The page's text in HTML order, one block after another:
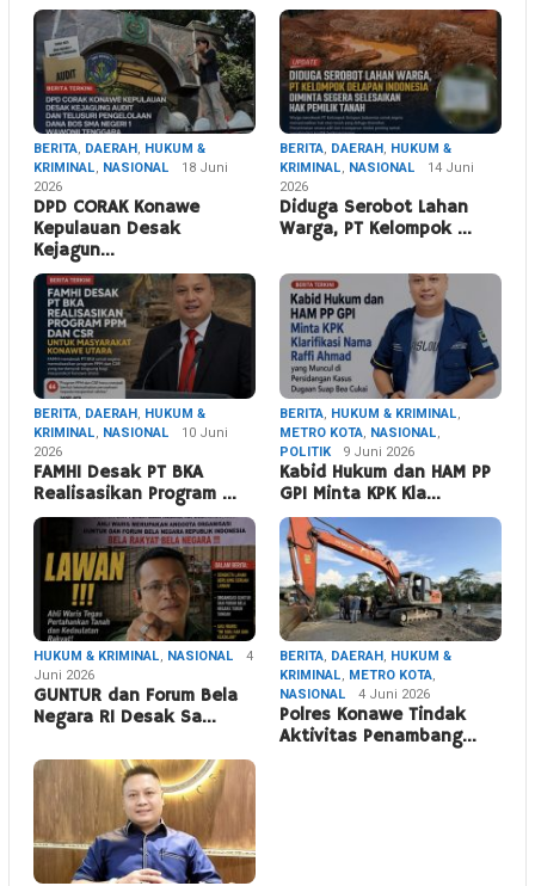
BERITA, DAERAH, HUKUM &
KRIMINAL, NASIONAL
18 Juni
2026
DPD CORAK Konawe
Kepulauan Desak
Kejagun…
BERITA, DAERAH, HUKUM &
KRIMINAL, NASIONAL
14 Juni
2026
Diduga Serobot Lahan
Warga, PT Kelompok …
BERITA, DAERAH, HUKUM &
KRIMINAL, NASIONAL
10 Juni
2026
FAMHI Desak PT BKA
Realisasikan Program …
BERITA, HUKUM & KRIMINAL,
METRO KOTA, NASIONAL,
POLITIK
9 Juni 2026
Kabid Hukum dan HAM PP
GPI Minta KPK Kla…
HUKUM & KRIMINAL, NASIONAL
4
Juni 2026
GUNTUR dan Forum Bela
Negara RI Desak Sa…
BERITA, DAERAH, HUKUM &
KRIMINAL, METRO KOTA,
NASIONAL
4 Juni 2026
Polres Konawe Tindak
Aktivitas Penambang…